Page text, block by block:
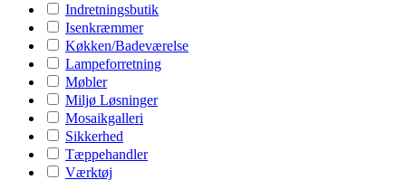
Indretningsbutik
Isenkræmmer
Køkken/Badeværelse
Lampeforretning
Møbler
Miljø Løsninger
Mosaikgalleri
Sikkerhed
Tæppehandler
Værktøj